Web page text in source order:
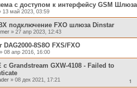
с доступом к интерфейсу GSM Шлюза
13 май 2023, 03:59
подключение FXO шлюза Dinstar
» 27 апр 2023, 12:43
DAG2000-8S8O FXS/FXO
08 апр 2016, 16:00
с Grandstream GXW-4108 - Failed to
» 08 дек 2021, 17:21 1